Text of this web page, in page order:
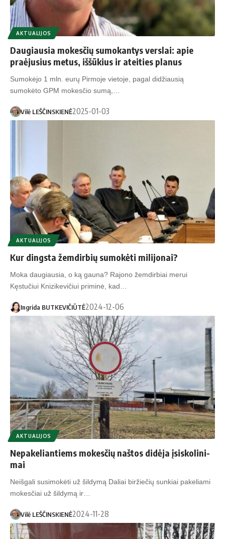
AKTUALIJOS
Daugiausia mokesčių sumokantys verslai: apie
praėjusius metus, iššūkius ir ateities planus
Sumokėjo 1 mln. eurų Pirmoje vietoje, pagal didžiausią
sumokėto GPM mokesčio sumą,…
Vilė LEŠČINSKIENĖ2025-01-03
AKTUALIJOS
Kur dingsta žemdirbių sumokėti milijonai?
Moka daugiausia, o ką gauna? Rajono žemdirbiai merui
Kęstučiui Knizikevičiui priminė, kad…
Ingrida BUTKEVIČIŪTĖ2024-12-06
AKTUALIJOS
Ne­pa­ke­lian­tiems mo­kes­čių naš­tos didėja įsi­sko­li­ni­
mai
Neišgali susimokėti už šildymą Daliai biržiečių sunkiai pakeliami
mokesčiai už šildymą ir…
Vilė LEŠČINSKIENĖ2024-11-28